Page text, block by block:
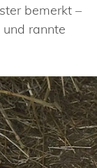
bemerkt –
rannte